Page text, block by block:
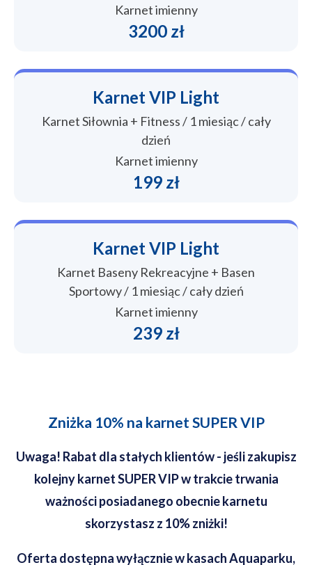
Karnet imienny
3200 zł
Karnet VIP Light
Karnet Siłownia + Fitness / 1 miesiąc / cały
dzień
Karnet imienny
199 zł
Karnet VIP Light
Karnet Baseny Rekreacyjne + Basen
Sportowy / 1 miesiąc / cały dzień
Karnet imienny
239 zł
Zniżka 10% na karnet SUPER VIP
Uwaga! Rabat dla stałych klientów - jeśli zakupisz
kolejny karnet SUPER VIP w trakcie trwania
ważności posiadanego obecnie karnetu
skorzystasz z 10% zniżki!
Oferta dostępna wyłącznie w kasach Aquaparku,